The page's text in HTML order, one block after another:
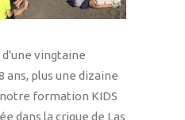
vingtaine
plus une dizaine
formation KIDS
dans la crique de Las